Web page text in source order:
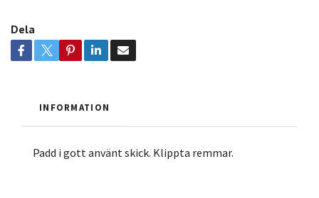
Dela
INFORMATION
Padd i gott använt skick. Klippta remmar.